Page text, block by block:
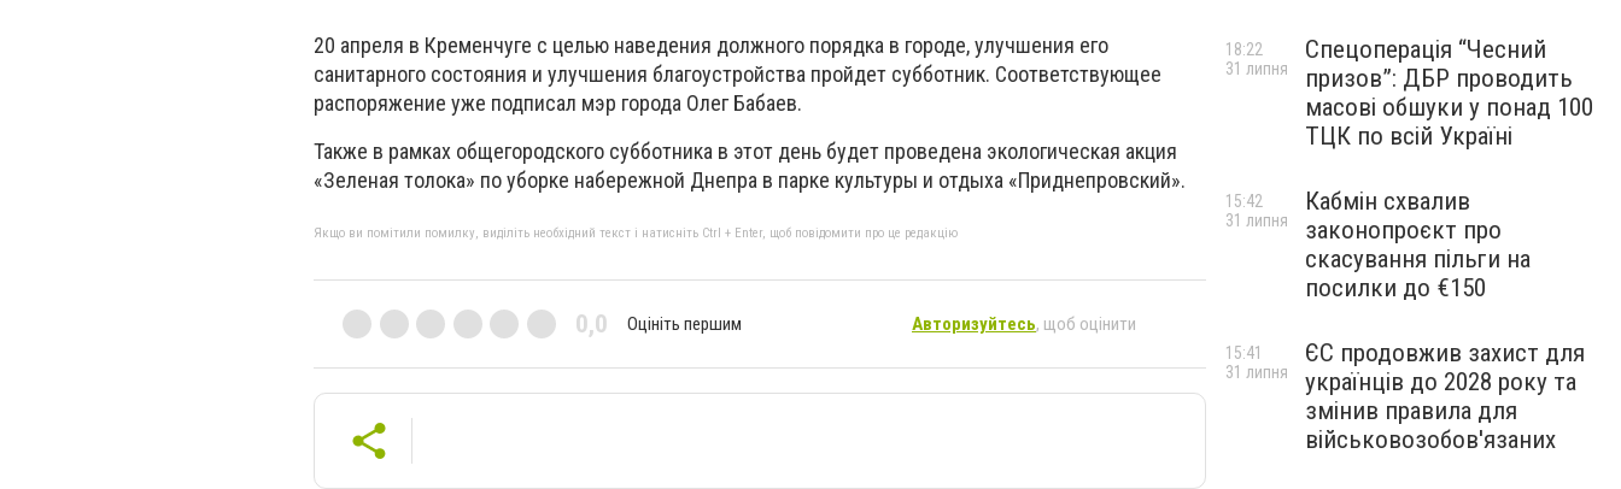
20 апреля в Кременчуге с целью наведения должного порядка в городе, улучшения его
санитарного состояния и улучшения благоустройства пройдет субботник. Соответствующее
распоряжение уже подписал мэр города Олег Бабаев.
Также в рамках общегородского субботника в этот день будет проведена экологическая акция
«Зеленая толока» по уборке набережной Днепра в парке культуры и отдыха «Приднепровский».
Якщо ви помітили помилку, виділіть необхідний текст і натисніть Ctrl + Enter, щоб повідомити про це редакцію
0,0 Оцініть першим Авторизуйтесь, щоб оцінити
Спецоперація “Чесний
призов”: ДБР проводить
масові обшуки у понад 100
ТЦК по всій Україні
18:22
31 липня
Кабмін схвалив
законопроєкт про
скасування пільги на
посилки до €150
15:42
31 липня
ЄС продовжив захист для
українців до 2028 року та
змінив правила для
військовозобов'язаних
15:41
31 липня